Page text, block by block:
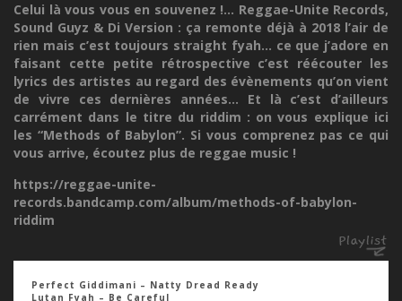
Celui là vous vous en souvenez !... Reggae-Unite Records,
Sound Guyz & Di Version : ça remonte déjà à 2018 l’air de
rien mais c’est toujours straight fyah... ce que j’adore en
faisant cette petite rétrospective c’est réécouter les
lyrics des artistes au regard des évènements qu’on vient
de vivre ces dernières années... Et là c’est d’ailleurs
carrément dans le titre du riddim : on vous explique ici
les “Methods of Babylon”. Si vous comprenez pas ce qui
vous arrive, écoutez plus de reggae music !
https://reggae-unite-
records.bandcamp.com/album/methods-of-babylon-
riddim
Perfect Giddimani – Natty Dread Ready
Lutan Fyah – Be Careful